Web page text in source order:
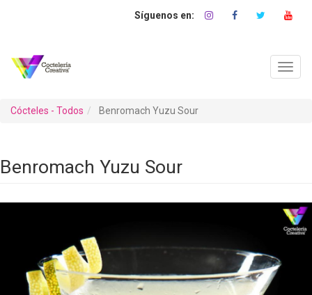
Cócteles - Todos Benromach Yuzu Sour
Benromach Yuzu Sour